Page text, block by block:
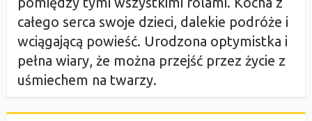
całego serca swoje dzieci, dalekie podróże i
wciągającą powieść. Urodzona optymistka i
pełna wiary, że można przejść przez życie z
uśmiechem na twarzy.